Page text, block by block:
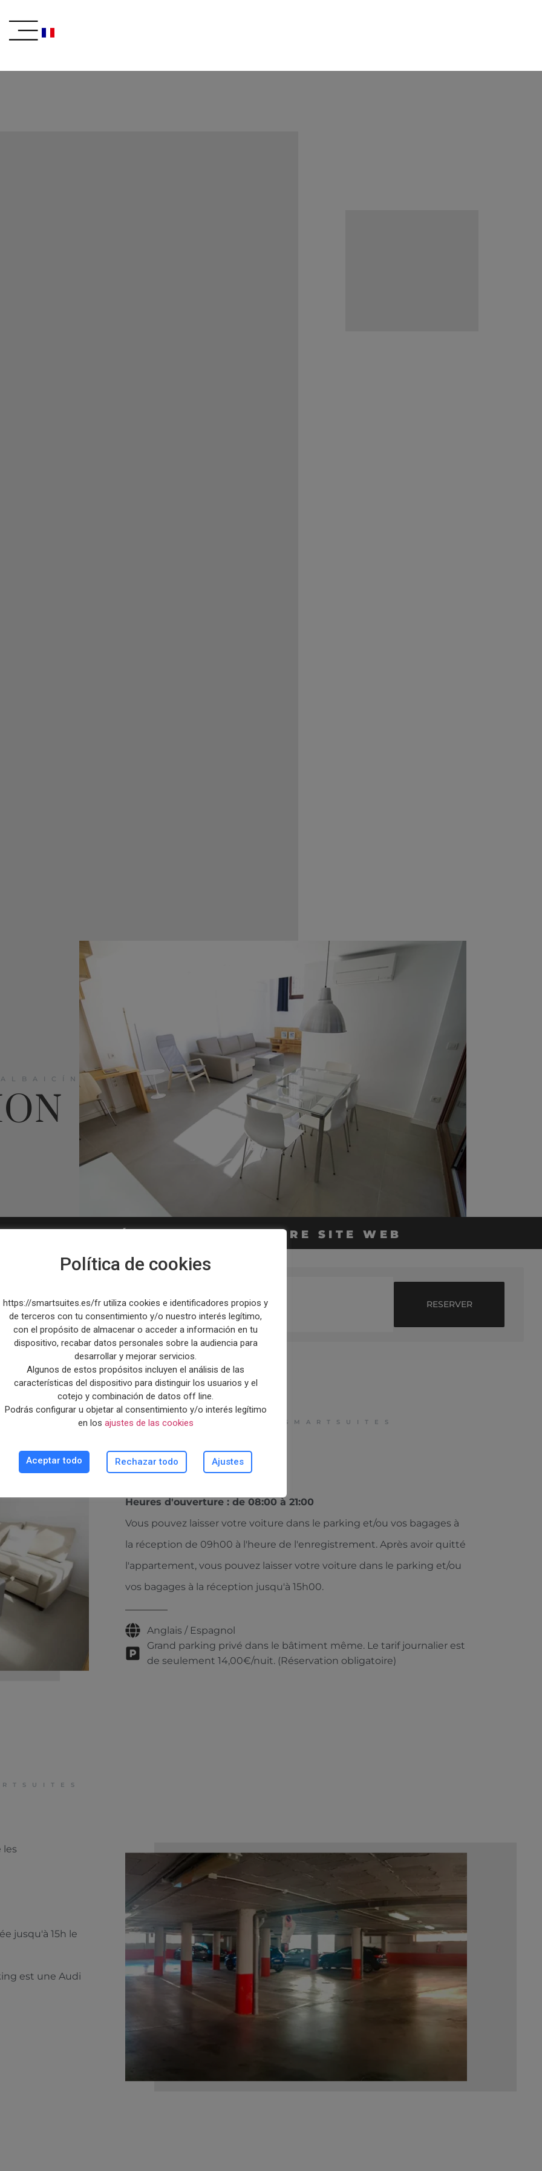
EN RÉSERVANT SUR NOTRE SITE WEB
RESERVER
CONSTRUCTION DE SMARTSUITES
Réception
Heures d'ouverture : de 08:00 à 21:00
Vous pouvez laisser votre voiture dans le parking et/ou vos bagages à
la réception de 09h00 à l'heure de l'enregistrement. Après avoir quitté
l'appartement, vous pouvez laisser votre voiture dans le parking et/ou
vos bagages à la réception jusqu'à 15h00.
Anglais / Espagnol
Grand parking privé dans le bâtiment même. Le tarif journalier est
de seulement 14,00€/nuit. (Réservation obligatoire)
les
jusqu'à 15h le
est une Audi
Política de cookies
https://smartsuites.es/fr utiliza cookies e identificadores propios y
de terceros con tu consentimiento y/o nuestro interés legítimo,
con el propósito de almacenar o acceder a información en tu
dispositivo, recabar datos personales sobre la audiencia para
desarrollar y mejorar servicios.
Algunos de estos propósitos incluyen el análisis de las
características del dispositivo para distinguir los usuarios y el
cotejo y combinación de datos off line.
Podrás configurar u objetar al consentimiento y/o interés legítimo
en los ajustes de las cookies
Aceptar todo Rechazar todo Ajustes